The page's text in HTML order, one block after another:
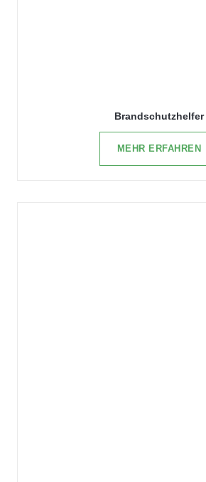
Brandschutzhelfer
MEHR ERFAHREN